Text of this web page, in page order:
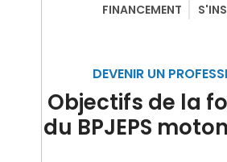
FINANCEMENT
DEVENIR UN
Objectifs de la
du BPJEPS